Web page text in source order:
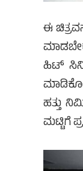
ಈ
ಹಿಟ್
ಹತ್ತು
ಮಟ್ಟಿಗೆ